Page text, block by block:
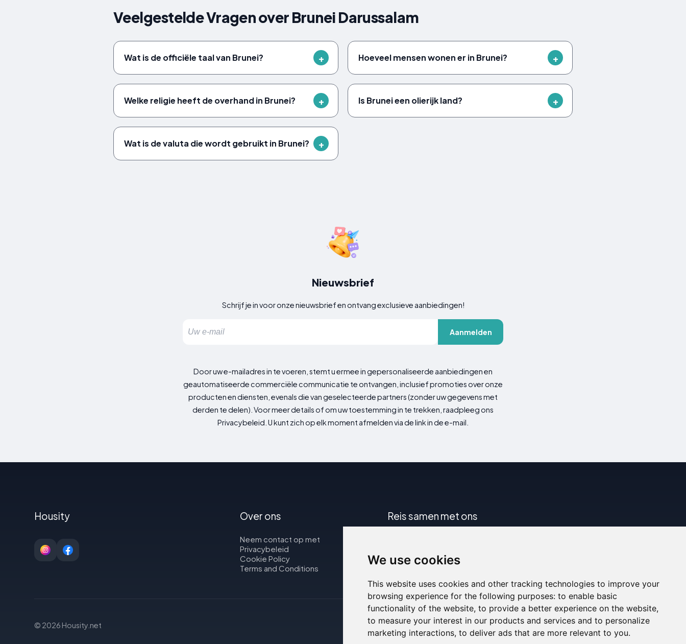
We use cookies
This website uses cookies and other tracking technologies to improve your
browsing experience for the following purposes: to enable basic
functionality of the website, to provide a better experience on the website,
to measure your interest in our products and services and to personalize
marketing interactions, to deliver ads that are more relevant to you.
Veelgestelde Vragen over Brunei Darussalam
Wat is de officiële taal van Brunei? Hoeveel mensen wonen er in Brunei?
Welke religie heeft de overhand in Brunei? Is Brunei een olierijk land?
Wat is de valuta die wordt gebruikt in Brunei?
Nieuwsbrief
Schrijf je in voor onze nieuwsbrief en ontvang exclusieve aanbiedingen!
Aanmelden
Door uw e-mailadres in te voeren, stemt u ermee in gepersonaliseerde aanbiedingen en
geautomatiseerde commerciële communicatie te ontvangen, inclusief promoties over onze
producten en diensten, evenals die van geselecteerde partners (zonder uw gegevens met
derden te delen). Voor meer details of om uw toestemming in te trekken, raadpleeg ons
Privacybeleid. U kunt zich op elk moment afmelden via de link in de e-mail.
Housity Over ons
Neem contact op met
Privacybeleid
Cookie Policy
Terms and Conditions
Reis samen met ons
Autoverhuur
© 2026 Housity.net